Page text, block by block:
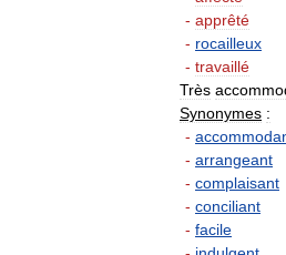
- apprêté
- rocailleux
- travaillé
Très
Synonymes :
-
- arrangeant
- complaisant
- conciliant
- facile